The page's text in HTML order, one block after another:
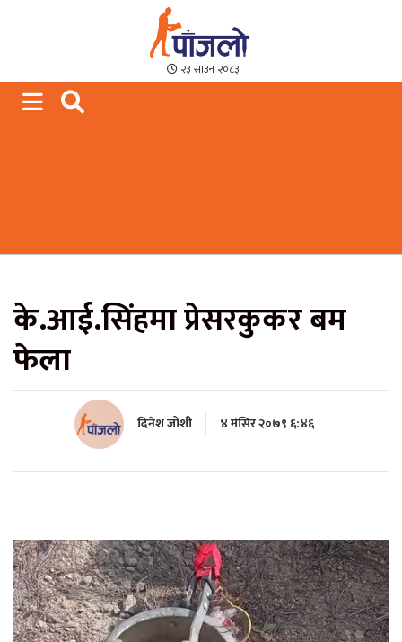
Paajalo News
We are from Far West Nepal
२३ साउन २०८३
के.आई.सिंहमा प्रेसरकुकर बम
फेला
दिनेश जोशी ४ मंसिर २०७९ ६:४६